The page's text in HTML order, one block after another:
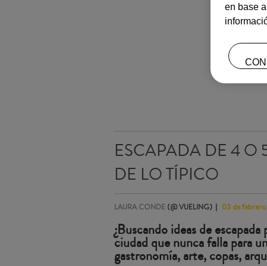
ESCAPADA DE 4 O
DE LO TÍPICO
LAURA CONDE (@ VUELING) 03 de
¿Buscando ideas de
ciudad que nunca falla para
gastronomía, arte, copas,
en base